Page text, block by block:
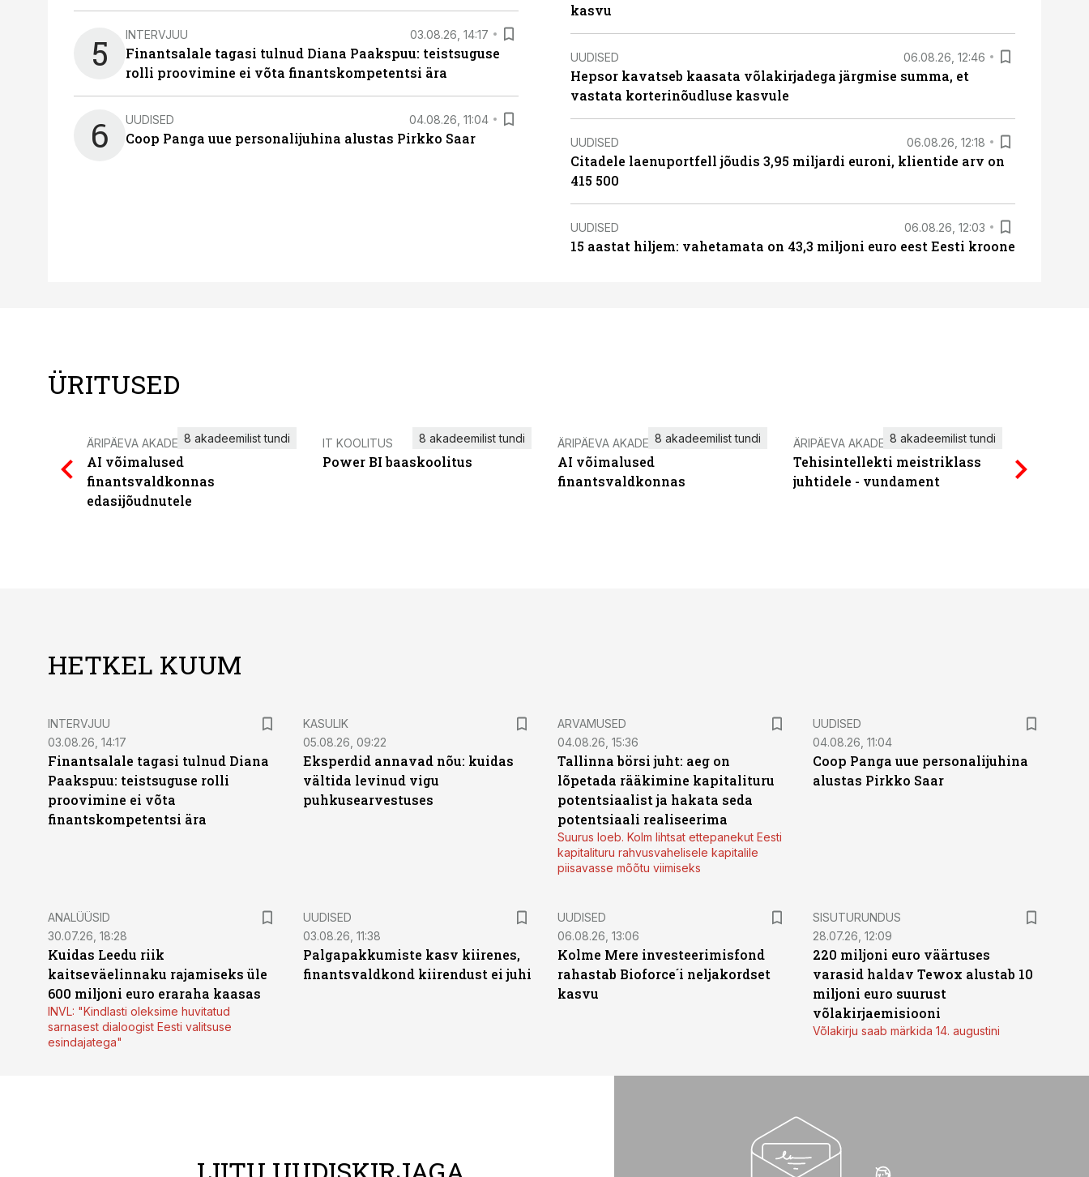
5 INTERVJUU 03.08.26, 14:17
Finantsalale tagasi tulnud Diana Paakspuu: teistsuguse
rolli proovimine ei võta finantskompetentsi ära
6 UUDISED 04.08.26, 11:04
Coop Panga uue personalijuhina alustas Pirkko Saar
kasvu
UUDISED 06.08.26, 12:46
Hepsor kavatseb kaasata võlakirjadega järgmise summa, et
vastata korterinõudluse kasvule
UUDISED 06.08.26, 12:18
Citadele laenuportfell jõudis 3,95 miljardi euroni, klientide arv on
415 500
UUDISED 06.08.26, 12:03
15 aastat hiljem: vahetamata on 43,3 miljoni euro eest Eesti kroone
ÜRITUSED
ÄRIPÄEVA AKADEEMIA
AI võimalused
finantsvaldkonnas
edasijõudnutele
8 akadeemilist tundi IT KOOLITUS
Power BI baaskoolitus
8 akadeemilist tundi ÄRIPÄEVA AKADEEMIA
AI võimalused
finantsvaldkonnas
8 akadeemilist tundi ÄRIPÄEVA AKADEEMIA
Tehisintellekti meistriklass
juhtidele - vundament
8 akadeemilist tundi
HETKEL KUUM
INTERVJUU
03.08.26, 14:17
Finantsalale tagasi tulnud Diana
Paakspuu: teistsuguse rolli
proovimine ei võta
finantskompetentsi ära
KASULIK
05.08.26, 09:22
Eksperdid annavad nõu: kuidas
vältida levinud vigu
puhkusearvestuses
ARVAMUSED
04.08.26, 15:36
Tallinna börsi juht: aeg on
lõpetada rääkimine kapitalituru
potentsiaalist ja hakata seda
potentsiaali realiseerima
Suurus loeb. Kolm lihtsat ettepanekut Eesti
kapitalituru rahvusvahelisele kapitalile
piisavasse mõõtu viimiseks
UUDISED
04.08.26, 11:04
Coop Panga uue personalijuhina
alustas Pirkko Saar
ANALÜÜSID
30.07.26, 18:28
Kuidas Leedu riik
kaitseväelinnaku rajamiseks üle
600 miljoni euro eraraha kaasas
INVL: "Kindlasti oleksime huvitatud
sarnasest dialoogist Eesti valitsuse
esindajatega"
UUDISED
03.08.26, 11:38
Palgapakkumiste kasv kiirenes,
finantsvaldkond kiirendust ei juhi
UUDISED
06.08.26, 13:06
Kolme Mere investeerimisfond
rahastab Bioforce´i neljakordset
kasvu
ST
SISUTURUNDUS
28.07.26, 12:09
220 miljoni euro väärtuses
varasid haldav Tewox alustab 10
miljoni euro suurust
võlakirjaemisiooni
Võlakirju saab märkida 14. augustini